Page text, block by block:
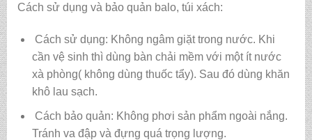
Cách sử dụng và bảo quản balo, túi xách:
Cách sử dụng: Không ngâm giặt trong nước. Khi
cần vệ sinh thì dùng bàn chải mềm với một ít nước
xà phòng( không dùng thuốc tẩy). Sau đó dùng khăn
khô lau sạch.
Cách bảo quản: Không phơi sản phẩm ngoài nắng.
Tránh va đập và đựng quá trọng lượng.